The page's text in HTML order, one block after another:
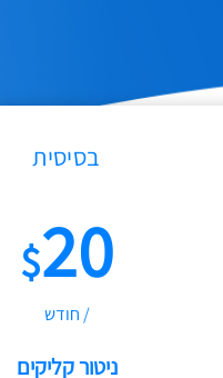
בסיסית
$20
/ חודש
ניטור קליקים